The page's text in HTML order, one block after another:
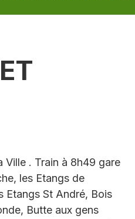
Ville . Train à 8h49 gare
les Etangs de
Etangs St André, Bois
Butte aux gens